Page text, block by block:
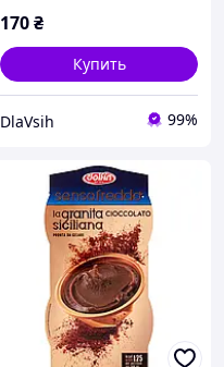
170₴
Купить
DlaVsih 99%